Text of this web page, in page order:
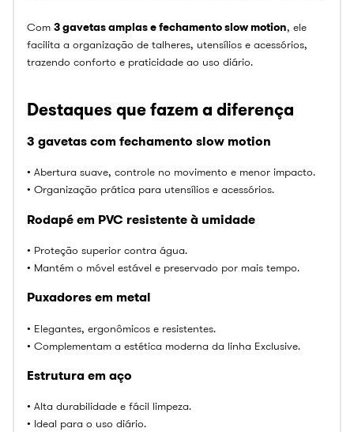
Com 3 gavetas amplas e fechamento slow motion, ele
facilita a organização de talheres, utensílios e acessórios,
trazendo conforto e praticidade ao uso diário.
Destaques que fazem a diferença
3 gavetas com fechamento slow motion
• Abertura suave, controle no movimento e menor impacto.
• Organização prática para utensílios e acessórios.
Rodapé em PVC resistente à umidade
• Proteção superior contra água.
• Mantém o móvel estável e preservado por mais tempo.
Puxadores em metal
• Elegantes, ergonômicos e resistentes.
• Complementam a estética moderna da linha Exclusive.
Estrutura em aço
• Alta durabilidade e fácil limpeza.
• Ideal para o uso diário.